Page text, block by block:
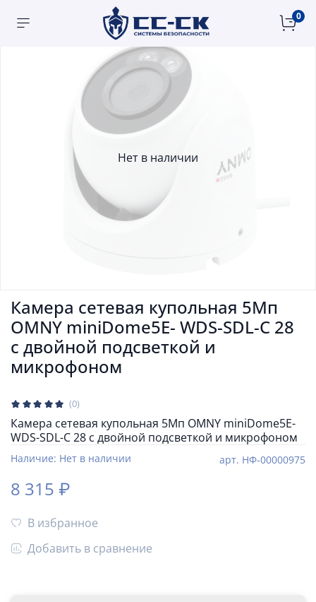
0
Нет в наличии
(0)
арт. НФ-00000975
Наличие: Нет в наличии
Камера сетевая купольная 5Мп
OMNY miniDome5E- WDS-SDL-C 28
с двойной подсветкой и
микрофоном
8 315 ₽
В избранное
Добавить в сравнение
Камера сетевая купольная 5Мп OMNY miniDome5E-
WDS-SDL-C 28 с двойной подсветкой и микрофоном